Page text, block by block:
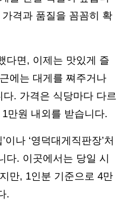
격과 품질을 꼼꼼히 확
다면, 이제는 맛있게 즐
에는 대게를 쪄주거나
. 가격은 식당마다 다르
만원 내외를 받습니다.
이나 ‘영덕대게직판장’처
다. 이곳에서는 당일 시
만, 1인분 기준으로 4만
.